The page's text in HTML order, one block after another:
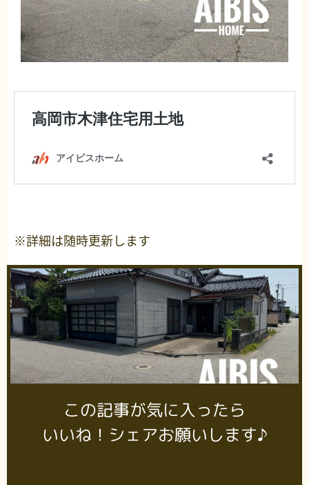
※詳細は随時更新します
この記事が気に入ったら
いいね！シェアお願いします♪